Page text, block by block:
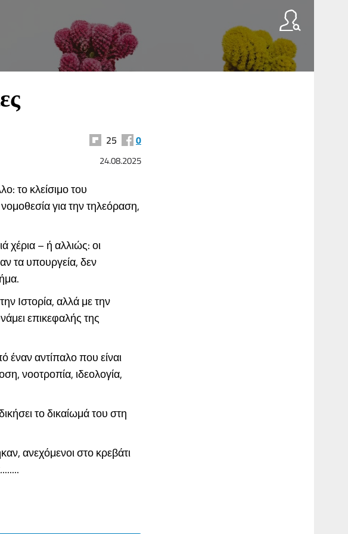
25 0
24.08.2025
το κλείσιμο του
για την τηλεόραση,
χέρια – ή αλλιώς: οι
τα υπουργεία, δεν
Ιστορία, αλλά με την
επικεφαλής της
έναν αντίπαλο που είναι
νοοτροπία, ιδεολογία,
το δικαίωμά του στη
ανεχόμενοι στο κρεβάτι